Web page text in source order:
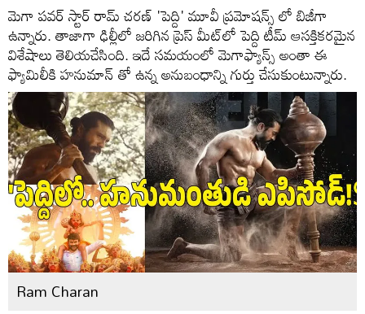
మెగా పవర్ స్టార్ రామ్ చరణ్ 'పెద్ది' మూవీ ప్రమోషన్స్ లో బిజీగా
ఉన్నారు. తాజాగా ఢిల్లీలో జరిగిన ప్రెస్ మీట్‌లో పెద్ది టీమ్ ఆసక్తికరమైన
విశేషాలు తెలియచేసింది. ఇదే సమయంలో మెగాఫ్యాన్స్ అంతా ఈ
ఫ్యామిలీకి హనుమాన్ తో ఉన్న అనుబంధాన్ని గుర్తు చేసుకుంటున్నారు.
Ram Charan